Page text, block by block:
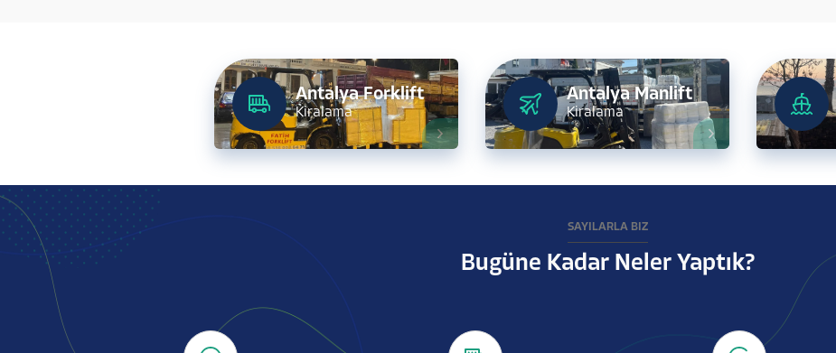
Antalya Forklift
Kiralama
Antalya Manlift
Kiralama
SAYILARLA BİZ
Bugüne Kadar Neler Yaptık?